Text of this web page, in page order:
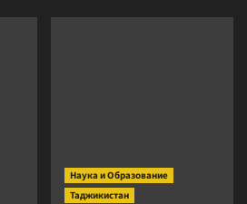
Наука и Образование
Таджикистан